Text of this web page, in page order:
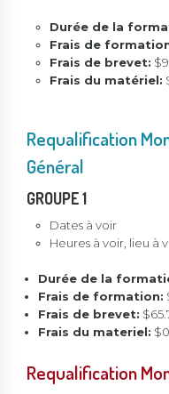
Durée de la
Frais de
Frais de brevet:
Frais du matériel:
Requalification
Général
GROUPE 1
Dates à voir
Heures à voir, lieu à
Durée de la
Frais de formation:
Frais de brevet:
Frais du materiel:
Requalification